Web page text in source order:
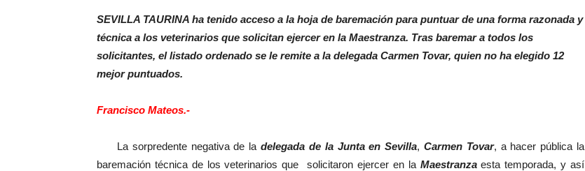
SEVILLA TAURINA ha tenido acceso a la hoja de baremación para puntuar de una forma razonada y
técnica a los veterinarios que solicitan ejercer en la Maestranza. Tras baremar a todos los
solicitantes, el listado ordenado se le remite a la delegada Carmen Tovar, quien no ha elegido 12
mejor puntuados.
Francisco Mateos.-
La sorpredente negativa de ladelegada de la Junta en Sevilla, Carmen Tovar, a hacer pública la
baremación técnica de los veterinarios que solicitaron ejercer en la Maestranzaesta temporada, y así